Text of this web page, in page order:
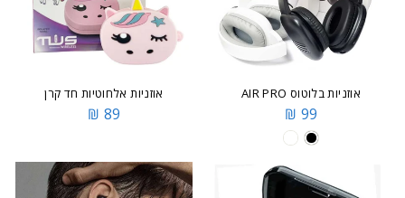
אוזניות בלוטוס AIR PRO
99 ₪
אוזניות אלחוטיות חד קרן
89 ₪